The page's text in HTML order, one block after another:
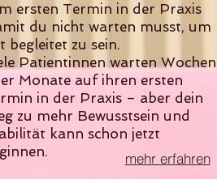
mehr erfahren
ersten Termin in der Praxis
du nicht warten musst, um
begleitet zu sein.
Patientinnen warten Wochen
Monate auf ihren ersten
in der Praxis – aber dein
zu mehr Bewusstsein und
kann schon jetzt